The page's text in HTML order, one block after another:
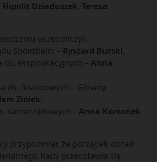
Hipolit Dziaduszek, Teresa
uczestniczyli:
Spółdzielni – Ryszard Burski,
ds. eksploatacyjnych – Anna
ds. finansowych – Główny
Ziółek,
samorządowych – Anna Korzonek
przypomniał, że porządek obrad
Rady przedstawia się